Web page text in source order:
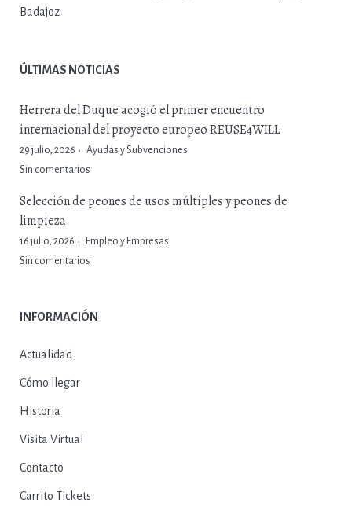
Badajoz
ÚLTIMAS NOTICIAS
Herrera del Duque acogió el primer encuentro
internacional del proyecto europeo REUSE4WILL
29 julio, 2026
Ayudas y Subvenciones
Sin comentarios
Selección de peones de usos múltiples y peones de
limpieza
16 julio, 2026
Empleo y Empresas
Sin comentarios
INFORMACIÓN
Actualidad
Cómo llegar
Historia
Visita Virtual
Contacto
Carrito Tickets